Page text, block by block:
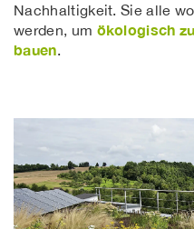
Nachhaltigkeit. Sie alle
werden, um ökologisch
bauen.